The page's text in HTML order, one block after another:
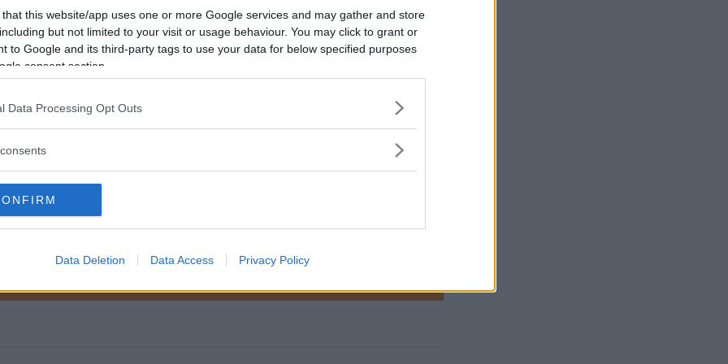
that this website/app uses one or more Google services and may gather and store
but not limited to your visit or usage behaviour. You may click to grant or
to Google and its third-party tags to use your data for below specified purposes
consent section.
Data Processing Opt Outs
Data Deletion Data Access Privacy Policy
mellan hjulen, vilket rent praktiskt betyder att bilen inte
tryck i alla däck.